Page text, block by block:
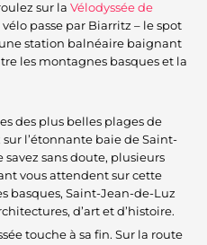
sur la Vélodyssée de
vélo passe par Biarritz – le spot
station balnéaire baignant
les montagnes basques et la
des plus belles plages de
l’étonnante baie de Saint-
sans doute, plusieurs
vous attendent sur cette
basques, Saint-Jean-de-Luz
d’art et d’histoire.
touche à sa fin. Sur la route